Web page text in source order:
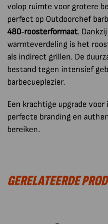
volop ruimte voor grotere
perfect op Outdoorchef
480‑roosterformaat.
warmteverdeling is het
als indirect grillen. De
bestand tegen intensief
barbecueplezier.
Een krachtige upgrade
perfecte branding en
bereiken.
GERELATEERDE